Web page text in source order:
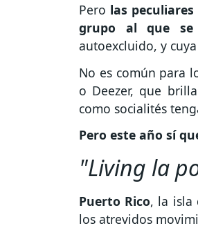
Pero las
grupo al que se
autoexcluido, y
No es común para
o Deezer, que
como socialités
Pero este año sí
"Living la
Puerto Rico, la isla
los atrevidos